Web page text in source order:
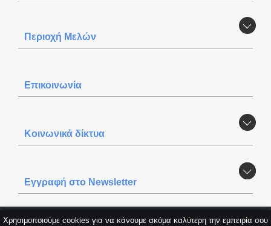
Χρησιμοποιούμε cookies για να κάνουμε ακόμα καλύτερη την εμπειρία σου
Περιοχή Mελών
Επικοινωνία
Κοινωνικά δίκτυα
Εγγραφή στο Newsletter